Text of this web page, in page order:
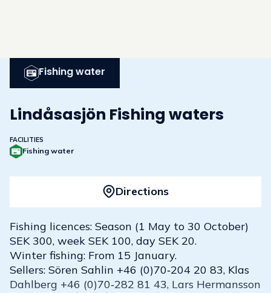
Fishing water
Lindåsasjön Fishing waters
FACILITIES
Fishing water
Directions
Fishing licences: Season (1 May to 30 October)
SEK 300, week SEK 100, day SEK 20.
Winter fishing: From 15 January.
Sellers: Sören Sahlin +46 (0)70‑204 20 83, Klas
Dahlberg +46 (0)70‑282 81 43, Lars Hermansson